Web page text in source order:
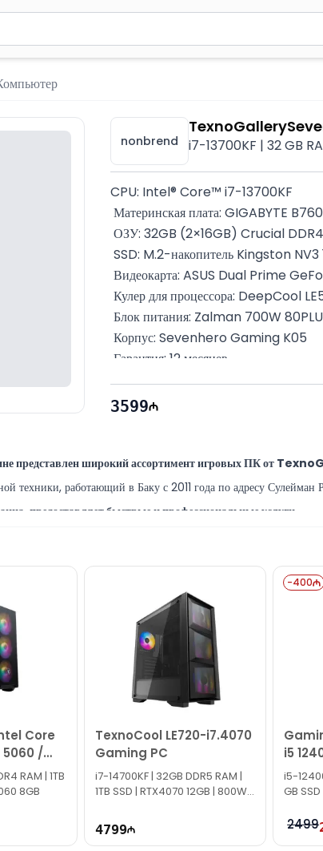
для поиска. Нажмите Enter для отправки или
nonbrend i7-13700KF | 32 GB
CPU: Intel® Core™ i7-13700KF
Материнская плата: GIGABYTE
ОЗУ: 32GB (2×16GB) Crucial DDR4
SSD: M.2-накопитель Kingston NV3
Видеокарта: ASUS Dual Prime
Кулер для процессора: DeepCool
Блок питания: Zalman 700W
Корпус: Sevenhero Gaming K05
Гарантия: 12 месяцев
3599
представлен широкий ассортимент игровых ПК от
работающий в Баку с 2011 года по адресу Сулейман
предоставляет быстрые и профессиональные услуги.
Tİ Gaming PC вы можете приобрести в Баку по
и другими брендами, вы можете
ежедневно с 10:00 до 19:00.
TexnoGallerySevenhero K05 H610M-i7.5060 Tİ Gaming
или написать на WhatsApp.
Core
5060 /
RAM | 1TB
8GB
TexnoCool LE720-i7.4070
Gaming PC
i7-14700KF | 32GB DDR5 RAM |
1TB SSD | RTX4070 12GB | 800W |
4799
-400
i5
16GB
i5-
GB
2499